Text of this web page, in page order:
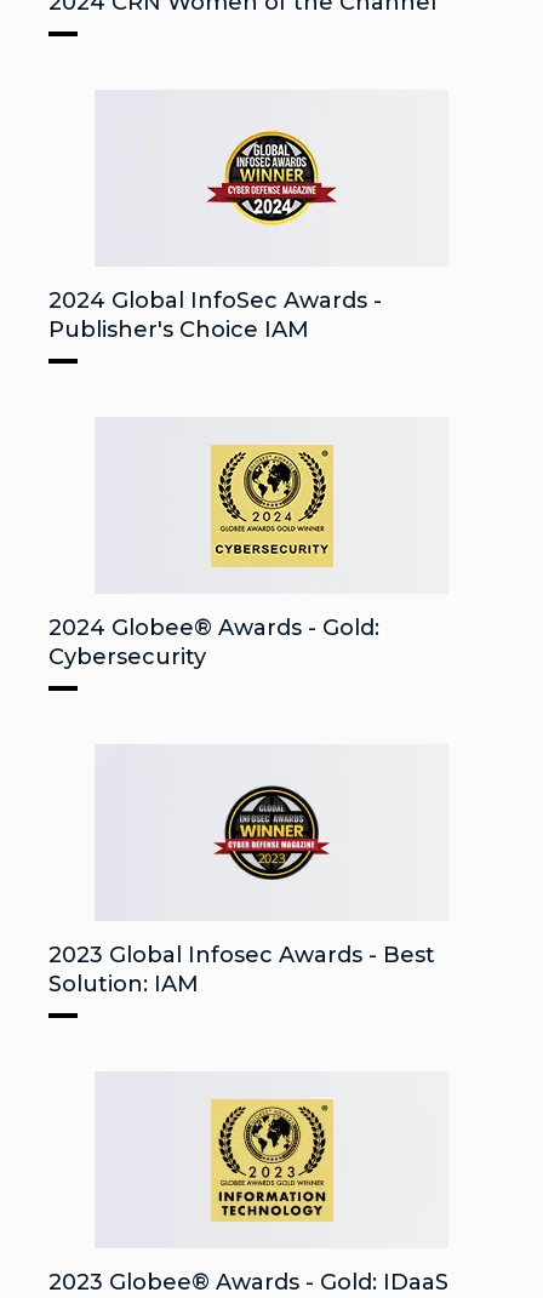
2024 Global InfoSec Awards -
Publisher's Choice IAM
2024 Globee® Awards - Gold:
Cybersecurity
2023 Global Infosec Awards - Best
Solution: IAM
2023 Globee® Awards - Gold: IDaaS